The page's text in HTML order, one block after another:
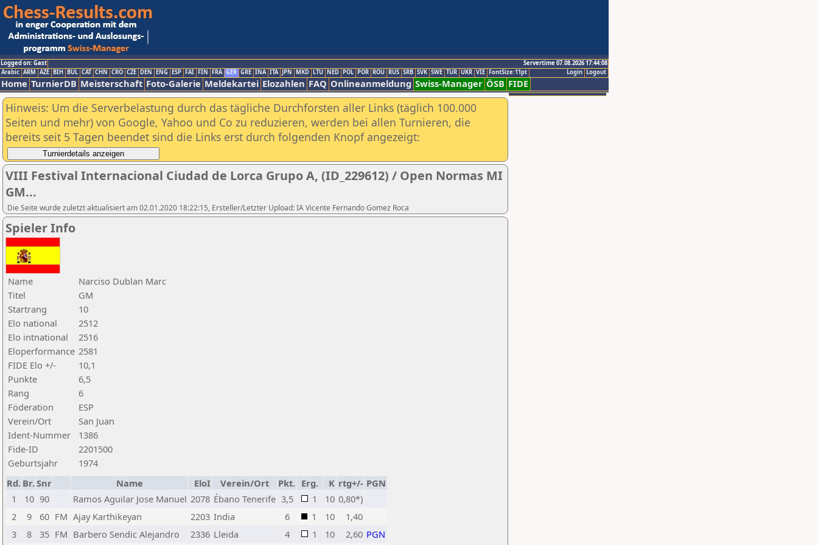
Logged on: Gast
Servertime 07.08.2026 17:44:08
Logout
Login
Arabic ARM AZE BIH BUL CAT CHN CRO CZE DEN ENG ESP FAI FIN FRA GER GRE INA ITA JPN MKD LTU NED POL POR ROU RUS SRB SVK SWE TUR UKR VIE FontSize:11pt
Home TurnierDB Meisterschaft Foto-Galerie Meldekartei Elozahlen FAQ Onlineanmeldung Swiss-Manager ÖSB FIDE
Hinweis: Um die Serverbelastung durch das tägliche Durchforsten aller Links (täglich 100.000
Seiten und mehr) von Google, Yahoo und Co zu reduzieren, werden bei allen Turnieren, die
bereits seit 5 Tagen beendet sind die Links erst durch folgenden Knopf angezeigt:
VIII Festival Internacional Ciudad de Lorca Grupo A, (ID_229612) / Open Normas MI
GM...
Die Seite wurde zuletzt aktualisiert am 02.01.2020 18:22:15, Ersteller/Letzter Upload: IA Vicente Fernando Gomez Roca
Spieler Info
Name
Narciso Dublan Marc
Titel
GM
Startrang
10
Elo national
2512
Elo intnational
2516
Eloperformance 2581
FIDE Elo +/-
10,1
Punkte
6,5
Rang
6
Föderation
ESP
Verein/Ort
San Juan
Ident-Nummer
1386
Fide-ID
2201500
Geburtsjahr
1974
Rd. Br.Snr Name EloI Verein/Ort Pkt. Erg. K rtg+/- PGN
1
10 90 Ramos Aguilar Jose Manuel 2078 Ébano Tenerife 3,5 1 10 0,80*)
2
9 60 FM Ajay Karthikeyan 2203 India 6 1 10
1,40
3
8 35 FM Barbero Sendic Alejandro 2336 Lleida 4 1 10 2,60 PGN